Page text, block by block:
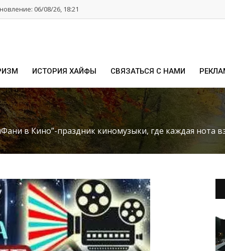
06/08/26, 18:21
ИСТОРИЯ ХАЙФЫ СВЯЗАТЬСЯ С НАМИ
в Кино”-праздник киномузыки, где каждая нота